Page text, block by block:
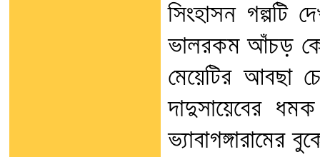
সিংহাসন গল্পটি
ভালরকম আঁচড়
মেয়েটির আবছা
দাদুসায়েবের
ভ্যাবাগঙ্গারামের